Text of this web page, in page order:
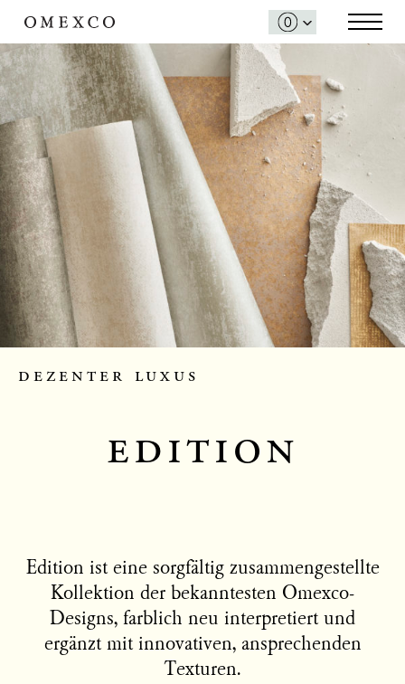
dezenter luxus
edition
Edition ist eine sorgfältig zusammengestellte
Kollektion der bekanntesten Omexco-
Designs, farblich neu interpretiert und
ergänzt mit innovativen, ansprechenden
Texturen.